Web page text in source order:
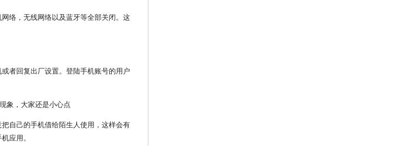
络，无线网络以及蓝牙等全部关闭。这
者回复出厂设置。登陆手机账号的用户
自己的手机借给陌生人使用，这样会有
应用。